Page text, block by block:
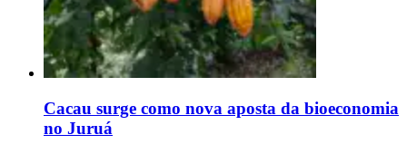
Cacau surge como nova aposta da bioeconomia
no Juruá